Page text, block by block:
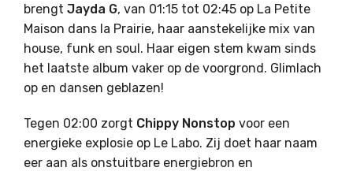
brengt Jayda G, van 01:15 tot 02:45 op La Petite
Maison dans la Prairie, haar aanstekelijke mix van
house, funk en soul. Haar eigen stem kwam sinds
het laatste album vaker op de voorgrond. Glimlach
op en dansen geblazen!
Tegen 02:00 zorgt Chippy Nonstop voor een
energieke explosie op Le Labo. Zij doet haar naam
eer aan als onstuitbare energiebron en